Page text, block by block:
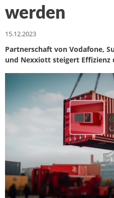
werden
15.12.2023
Partnerschaft von Vodafone,
und Nexxiott steigert